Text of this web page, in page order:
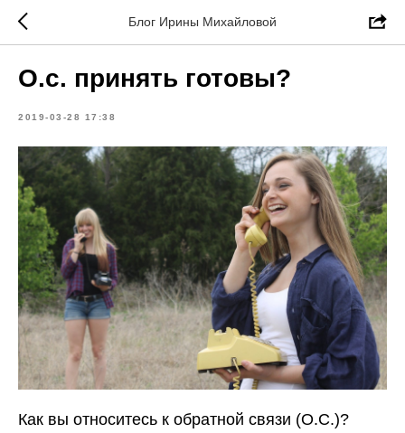
Блог Ирины Михайловой
О.с. принять готовы?
2019-03-28 17:38
Как вы относитесь к обратной связи (О.С.)?